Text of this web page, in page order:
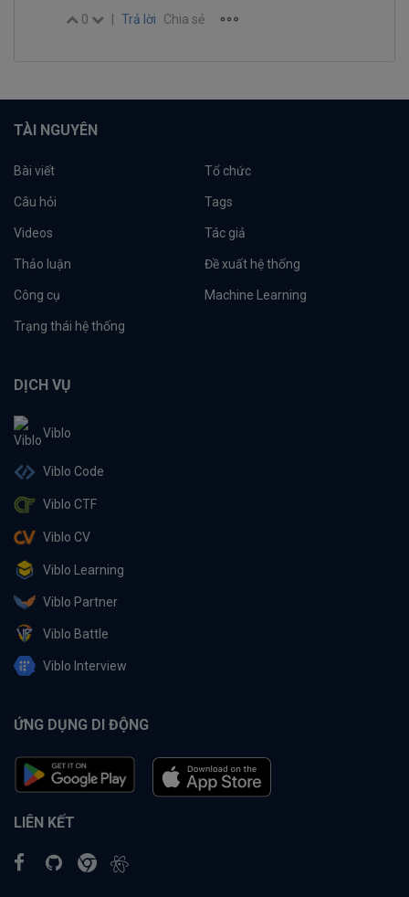
0 Trả lời Chia sẻ
TÀI NGUYÊN
Bài viết Tổ chức
Câu hỏi Tags
Videos Tác giả
Thảo luận Đề xuất hệ thống
Công cụ Machine Learning
Trạng thái hệ thống
DỊCH VỤ
Viblo
Viblo Code
Viblo CTF
Viblo CV
Viblo Learning
Viblo Partner
Viblo Battle
Viblo Interview
ỨNG DỤNG DI ĐỘNG
LIÊN KẾT